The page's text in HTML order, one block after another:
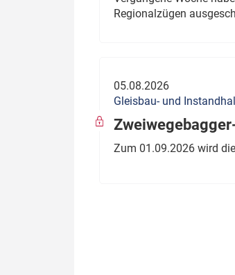
Regionalzügen
05.08.2026
Gleisbau- und
Zum 01.09.2026 wird